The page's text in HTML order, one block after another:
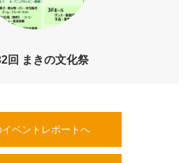
回 まきの文化祭
イベントレポートへ